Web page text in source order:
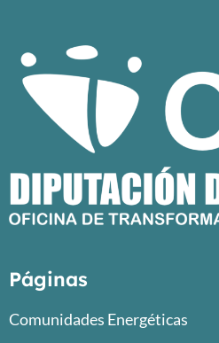
Páginas
Comunidades Energéticas